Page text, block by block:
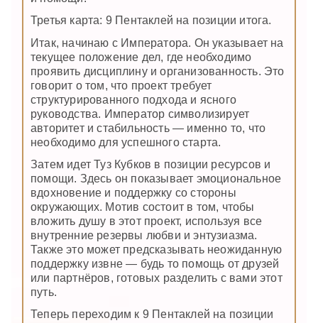
Третья карта: 9 Пентаклей на позиции итога.
Итак, начинаю с Императора. Он указывает на
текущее положение дел, где необходимо
проявить дисциплину и организованность. Это
говорит о том, что проект требует
структурированного подхода и ясного
руководства. Император символизирует
авторитет и стабильность — именно то, что
необходимо для успешного старта.
Затем идет Туз Кубков в позиции ресурсов и
помощи. Здесь он показывает эмоциональное
вдохновение и поддержку со стороны
окружающих. Мотив состоит в том, чтобы
вложить душу в этот проект, используя все
внутренние резервы любви и энтузиазма.
Также это может предсказывать неожиданную
поддержку извне — будь то помощь от друзей
или партнёров, готовых разделить с вами этот
путь.
Теперь переходим к 9 Пентаклей на позиции